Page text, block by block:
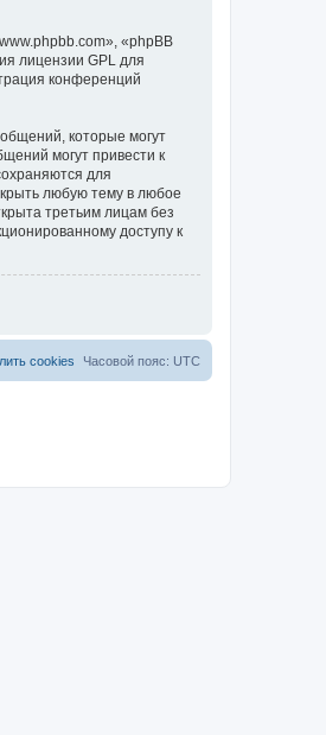
«phpBB
лицензии GPL для
конференций
которые могут
могут привести к
для
любую тему в любое
третьим лицам без
доступу к
Часовой пояс: UTC
cookies